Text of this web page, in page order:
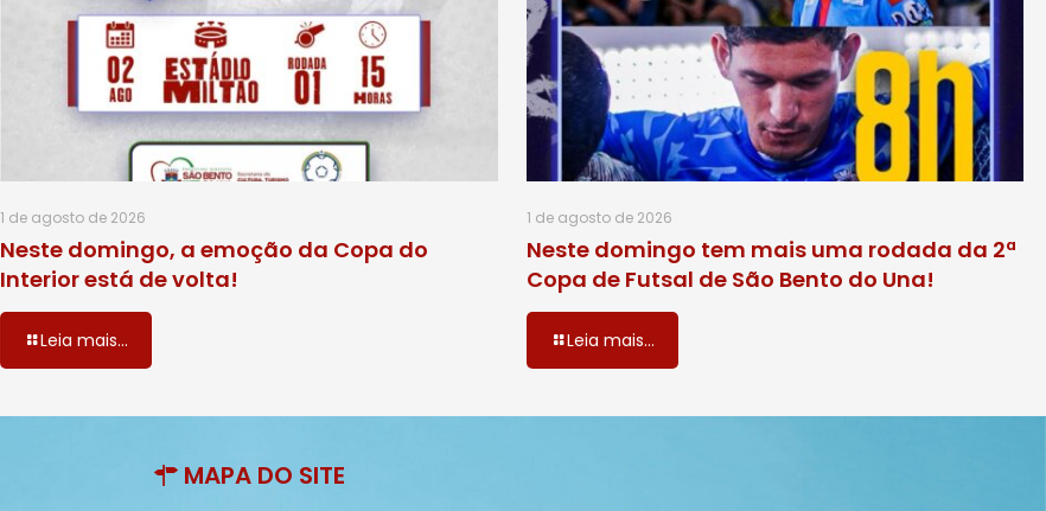
1 de agosto de 2026
Neste domingo, a emoção da Copa do
Interior está de volta!
Leia mais...
1 de agosto de 2026
Neste domingo tem mais uma rodada da 2ª
Copa de Futsal de São Bento do Una!
Leia mais...
MAPA DO SITE